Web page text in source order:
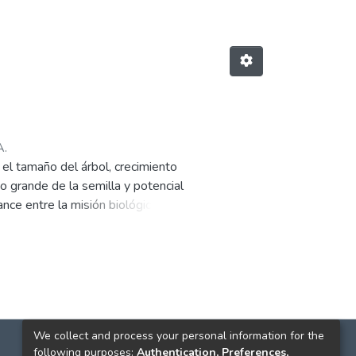
tamaño del árbol, crecimiento
grande de la semilla y potencial
entre la misión biológica y el
palto, la cosecha,
We collect and process your personal information for the
following purposes: Authentication, Preferences,